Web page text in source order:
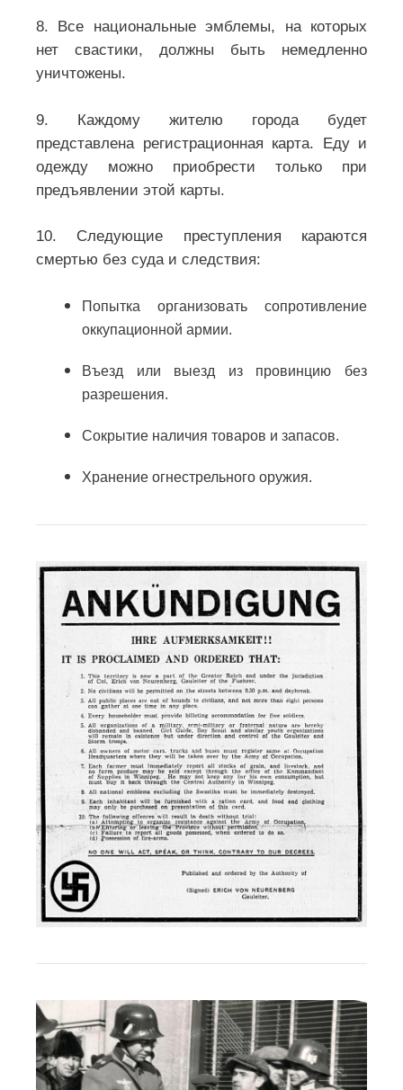
8. Все национальные эмблемы, на которых
нет свастики, должны быть немедленно
уничтожены.
9. Каждому жителю города будет
представлена ​​регистрационная карта. Еду и
одежду можно приобрести только при
предъявлении этой карты.
10. Следующие преступления караются
смертью без суда и следствия:
Попытка организовать сопротивление
оккупационной армии.
Въезд или выезд из провинцию без
разрешения.
Сокрытие наличия товаров и запасов.
Хранение огнестрельного оружия.